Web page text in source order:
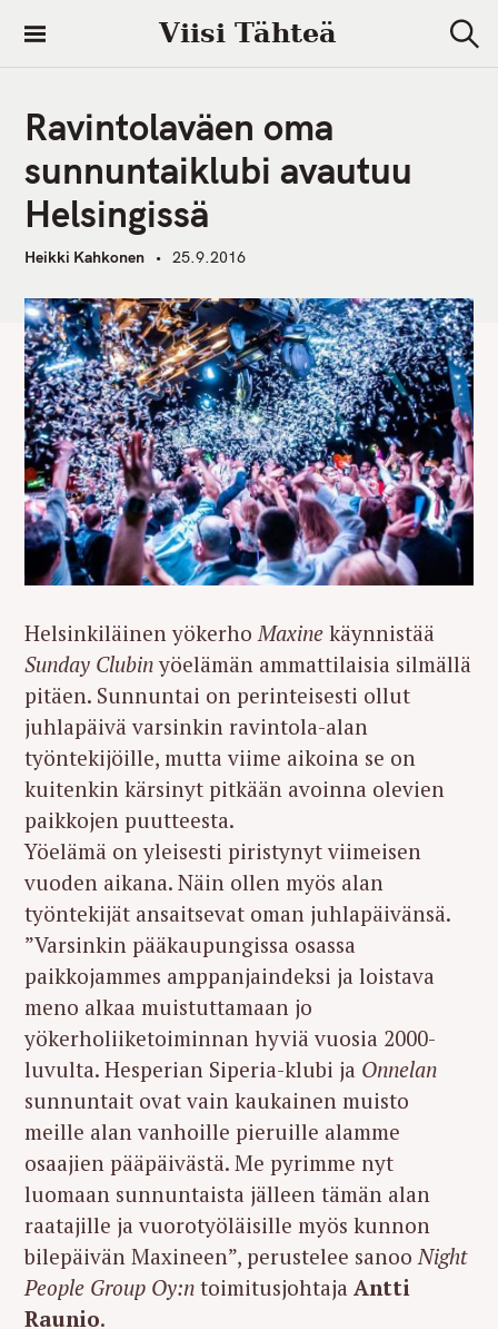
i
Viisi Tähteä
e
Ravintolaväen oma
sunnuntaiklubi avautuu
Helsingissä
Heikki Kahkonen 25.9.2016
Helsinkiläinen yökerho Maxine käynnistää
Sunday Clubin yöelämän ammattilaisia silmällä
pitäen. Sunnuntai on perinteisesti ollut
juhlapäivä varsinkin ravintola-alan
työntekijöille, mutta viime aikoina se on
kuitenkin kärsinyt pitkään avoinna olevien
paikkojen puutteesta.
Yöelämä on yleisesti piristynyt viimeisen
vuoden aikana. Näin ollen myös alan
työntekijät ansaitsevat oman juhlapäivänsä.
”Varsinkin pääkaupungissa osassa
paikkojammes amppanjaindeksi ja loistava
meno alkaa muistuttamaan jo
yökerholiiketoiminnan hyviä vuosia 2000-
luvulta. Hesperian Siperia-klubi ja Onnelan
sunnuntait ovat vain kaukainen muisto
meille alan vanhoille pieruille alamme
osaajien pääpäivästä. Me pyrimme nyt
luomaan sunnuntaista jälleen tämän alan
raatajille ja vuorotyöläisille myös kunnon
bilepäivän Maxineen”, perustelee sanoo Night
People Group Oy:n toimitusjohtaja Antti
Raunio.